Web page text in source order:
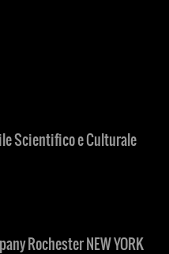
Scientifico e Culturale
Rochester NEW YORK